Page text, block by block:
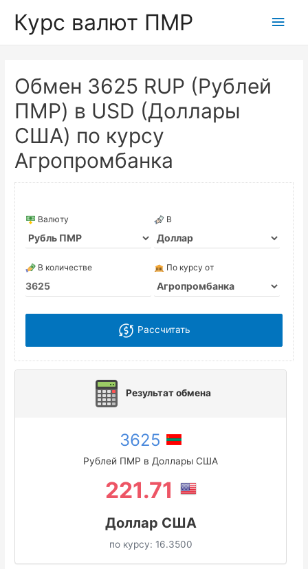
Курс валют ПМР
Обмен 3625 RUP (Рублей
ПМР) в USD (Доллары
США) по курсу
Агропромбанка
Валюту В
В количестве По курсу от
Рассчитать
Результат обмена
3625
Рублей ПМР в Доллары США
221.71
Доллар США
по курсу: 16.3500